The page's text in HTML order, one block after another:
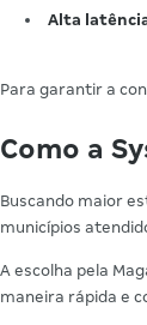
Alta
Para garantir a
Como a
Buscando maior
municípios
A escolha pela
maneira rápida e